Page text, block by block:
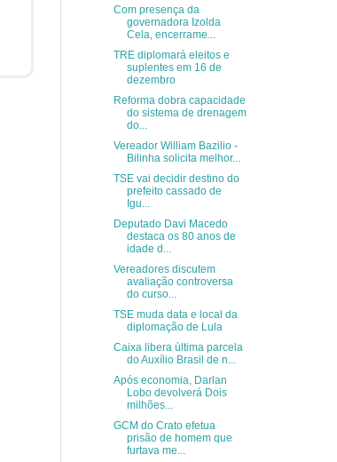
Com presença da
governadora Izolda
Cela, encerrame...
TRE diplomará eleitos e
suplentes em 16 de
dezembro
Reforma dobra capacidade
do sistema de drenagem
do...
Vereador William Bazilio -
Bilinha solicita melhor...
TSE vai decidir destino do
prefeito cassado de
Igu...
Deputado Davi Macedo
destaca os 80 anos de
idade d...
Vereadores discutem
avaliação controversa
do curso...
TSE muda data e local da
diplomação de Lula
Caixa libera última parcela
do Auxílio Brasil de n...
Após economia, Darlan
Lobo devolverá Dois
milhões...
GCM do Crato efetua
prisão de homem que
furtava me...